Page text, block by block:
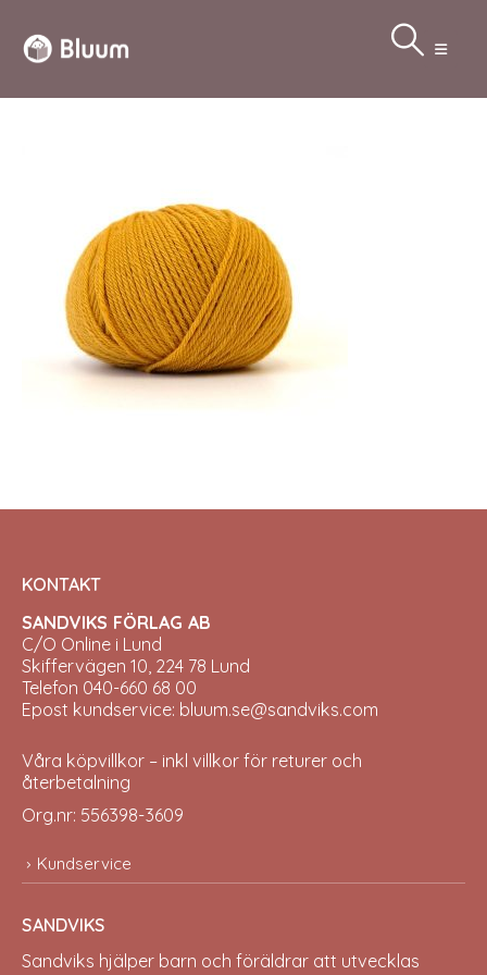
KONTAKT
SANDVIKS FÖRLAG AB
C/O Online i Lund
Skiffervägen 10, 224 78 Lund
Telefon 040-660 68 00
Epost kundservice: bluum.se@sandviks.com
Våra köpvillkor – inkl villkor för returer och
återbetalning
Org.nr: 556398-3609
Kundservice
SANDVIKS
Sandviks hjälper barn och föräldrar att utvecklas